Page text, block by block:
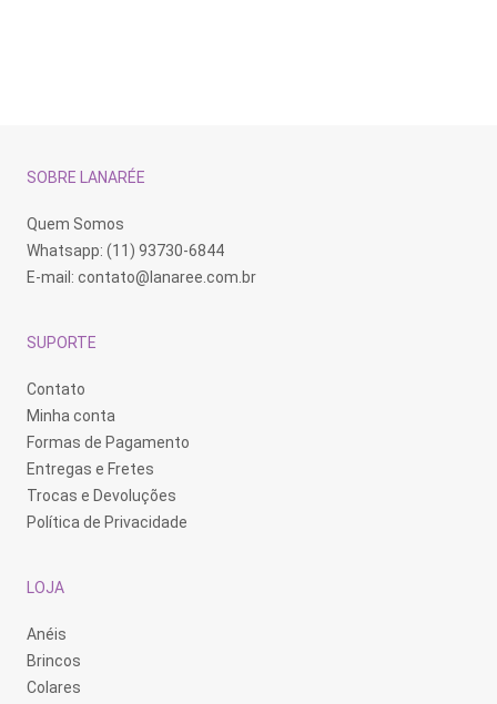
SOBRE LANARÉE
Quem Somos
Whatsapp: (11) 93730-6844
E-mail: contato@lanaree.com.br
SUPORTE
Contato
Minha conta
Formas de Pagamento
Entregas e Fretes
Trocas e Devoluções
Política de Privacidade
LOJA
Anéis
Brincos
Colares